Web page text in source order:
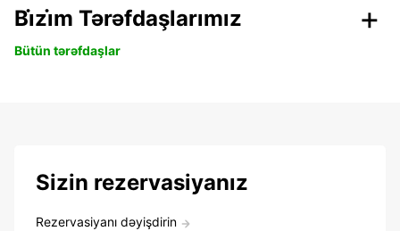
Bi̇zi̇m Tərəfdaşlarımız
Bütün tərəfdaşlar
Sizin rezervasiyanız
Rezervasiyanı dəyişdirin